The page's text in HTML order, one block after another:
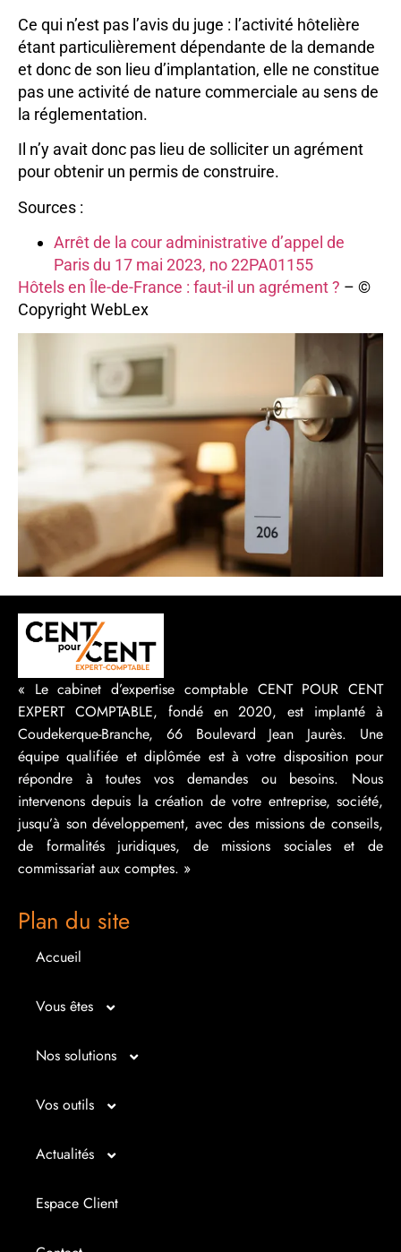
Ce qui n’est pas l’avis du juge : l’activité hôtelière
étant particulièrement dépendante de la demande
et donc de son lieu d’implantation, elle ne constitue
pas une activité de nature commerciale au sens de
la réglementation.
Il n’y avait donc pas lieu de solliciter un agrément
pour obtenir un permis de construire.
Sources :
Arrêt de la cour administrative d’appel de
Paris du 17 mai 2023, no 22PA01155
Hôtels en Île-de-France : faut-il un agrément ? – ©
Copyright WebLex
« Le cabinet d’expertise comptable CENT POUR CENT
EXPERT COMPTABLE, fondé en 2020, est implanté à
Coudekerque-Branche, 66 Boulevard Jean Jaurès. Une
équipe qualifiée et diplômée est à votre disposition pour
répondre à toutes vos demandes ou besoins. Nous
intervenons depuis la création de votre entreprise, société,
jusqu’à son développement, avec des missions de conseils,
de formalités juridiques, de missions sociales et de
commissariat aux comptes. »
Plan du site
Accueil
Vous êtes
Micro entrepreneur
Créateur d’entreprise
Repreneur d’entreprise
Nos solutions
Entrepreunariat
Gestion
Juridique
Vos outils
Bilan imagé
Tableau de bord
Simul’Auto
Actualités
Actualités
La petite histoire du jour
Espace Client